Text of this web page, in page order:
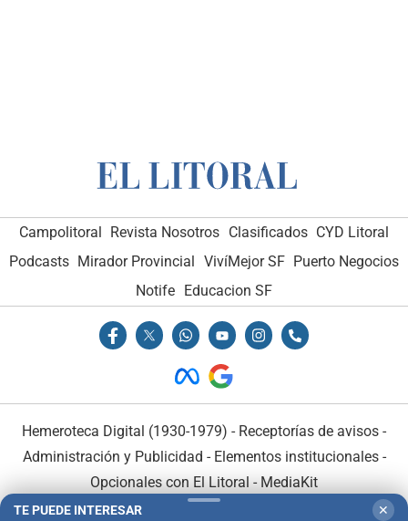
Campolitoral Revista Nosotros Clasificados CYD Litoral
Podcasts Mirador Provincial VivíMejor SF Puerto Negocios
Notife
Educacion SF
Hemeroteca Digital (1930-1979) - Receptorías de avisos -
Administración y Publicidad - Elementos institucionales-
Opcionales con El Litoral - MediaKit
TE PUEDE INTERESAR ✕